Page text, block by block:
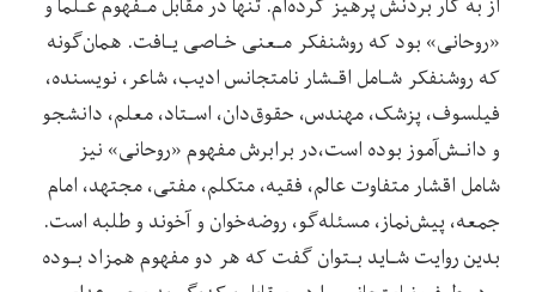
«روحانی»‌ بود‌ که روشنفکر مـعنی خـاصی یـافت. همان‌گونه
که روشنفکر شـامل اقـشار نامتجانس ادیب، شاعر، نویسنده،
فیلسوف، پزشک، مهندس، حقوق‌دان، اسـتاد، معلم، دانشجو
و دانـش‌آموز بوده است،در برابرش مفهوم «روحانی» نیز
شامل اقشار متفاوت عالم، فقیه، متکلم، مفتی، مجتهد، امام
جمعه، پیش‌نماز، مسئله‌گو، روضه‌خوان و آخوند و طلبه است.
بدین‌ روایت‌ شـاید بـتوان گفت که هر دو مفهوم همزاد بـوده